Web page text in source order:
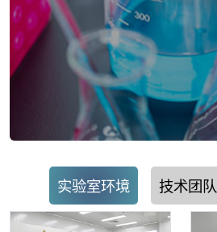
实验室环境 技术团队